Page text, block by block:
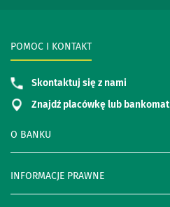
O BANKU
INFORMACJE PRAWNE
POMOC I KONTAKT
Skontaktuj się z nami
Znajdź placówkę lub bankomat